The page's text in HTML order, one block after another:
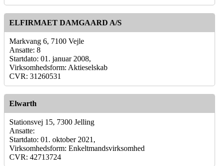
ELFIRMAET DAMGAARD A/S
Markvang 6, 7100 Vejle
Ansatte: 8
Startdato: 01. januar 2008,
Virksomhedsform: Aktieselskab
CVR: 31260531
Elwarth
Stationsvej 15, 7300 Jelling
Ansatte:
Startdato: 01. oktober 2021,
Virksomhedsform: Enkeltmandsvirksomhed
CVR: 42713724